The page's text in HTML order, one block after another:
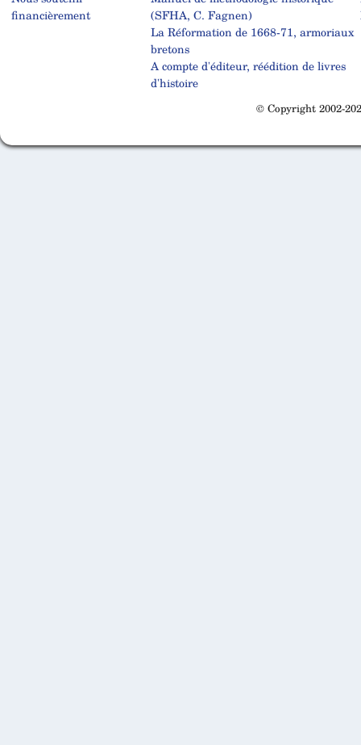
financièrement
(SFHA, C. Fagnen)
La Réformation de 1668-71, armoriaux
bretons
A compte d'éditeur, réédition de livres
d'histoire
© Copyright 2002-